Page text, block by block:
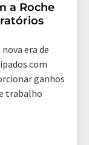
a Roche
era de
com
ganhos
trabalho